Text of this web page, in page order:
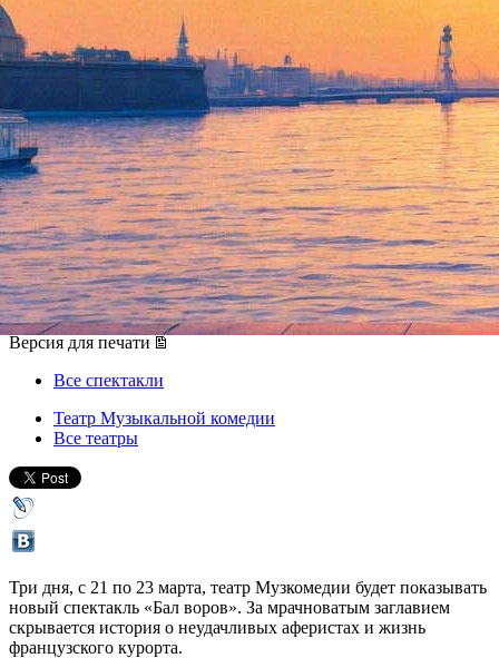
Театр Музкомедии окунется
в бурную жизнь
французского курорта
21 марта 2019, четверг-06 апреля 2019, суббота
Версия для печати
Все спектакли
Театр Музыкальной комедии
Все театры
Три дня, с 21 по 23 марта, театр Музкомедии будет показывать
новый спектакль «Бал воров». За мрачноватым заглавием
скрывается история о неудачливых аферистах и жизнь
французского курорта.